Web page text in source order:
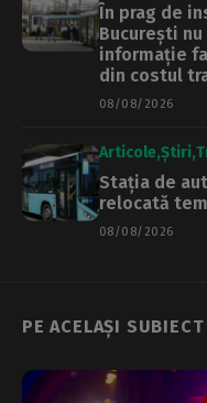
În prag de
București nu
informație
din costul
08/08/2026
Articole Știri
Stația de
relocată
08/08/2026
PE ACELAȘI SUBIECT